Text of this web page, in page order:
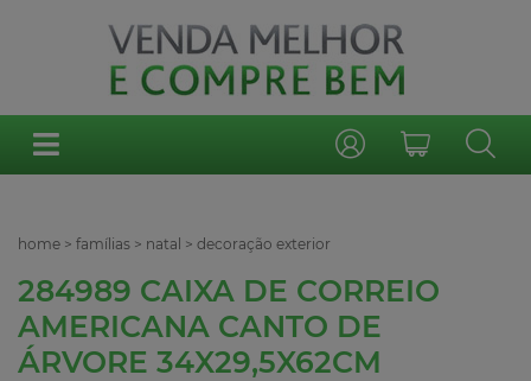
home > famílias > natal > decoração exterior
284989 CAIXA DE CORREIO
AMERICANA CANTO DE
ÁRVORE 34X29,5X62CM